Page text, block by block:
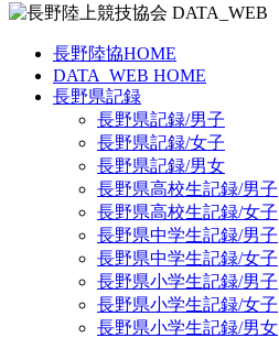
長野陸協HOME
DATA_WEB HOME
長野県記録
長野県記録/男子
長野県記録/女子
長野県記録/男女
長野県高校生記録/男子
長野県高校生記録/女子
長野県中学生記録/男子
長野県中学生記録/女子
長野県小学生記録/男子
長野県小学生記録/女子
長野県小学生記録/男女